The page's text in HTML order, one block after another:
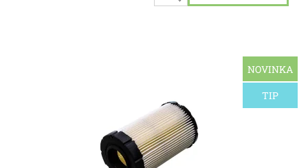
NOVINKA
TIP
Kulatý vzduchový filtr pro motor Briggs&Stratton Intek
OHV s výkonem od 13,5 HP do 19,5 HP. Pasuje na motor
Briggs&Stratton Intek OHV model 310000. Model 31C700,
Skladem 2 ks
0102